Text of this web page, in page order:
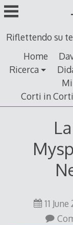
Skip
to
Riflettendo su
Home
Ricerca
Corti in
11